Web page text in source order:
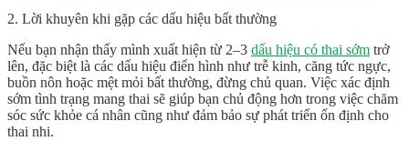
2. Lời khuyên khi gặp các dấu hiệu bất thường
Nếu bạn nhận thấy mình xuất hiện từ 2–3 dấu hiệu có thai sớm trở
lên, đặc biệt là các dấu hiệu điển hình như trễ kinh, căng tức ngực,
buồn nôn hoặc mệt mỏi bất thường, đừng chủ quan. Việc xác định
sớm tình trạng mang thai sẽ giúp bạn chủ động hơn trong việc chăm
sóc sức khỏe cá nhân cũng như đảm bảo sự phát triển ổn định cho
thai nhi.